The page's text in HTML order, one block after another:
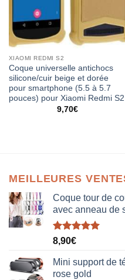
XIAOMI REDMI S2
Coque universelle antichocs
silicone/cuir beige et dorée
pour smartphone (5.5 à 5.7
pouces) pour Xiaomi Redmi S2
9,70€
MEILLEURES
Coque tour de
avec anneau de
Note5.00
8,90€
Mini support de
rose gold